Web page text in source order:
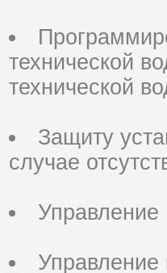
технической
технической
Защиту
случае
Управление
Управление